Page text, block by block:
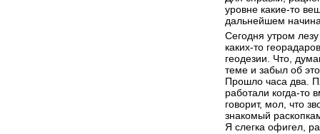
уровне какие-то
дальнейшем
Сегодня утром
каких-то
геодезии. Что,
теме и забыл об
Прошло часа два.
работали когда-то
говорит, мол, что
знакомый
Я слегка офигел,